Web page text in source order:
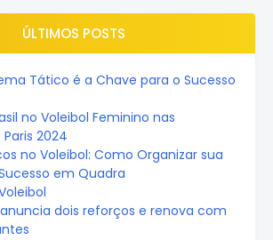
ÚLTIMOS POSTS
Tático é a Chave para o Sucesso
no Voleibol Feminino nas
2024
no Voleibol: Como Organizar sua
em Quadra
dois reforços e renova com